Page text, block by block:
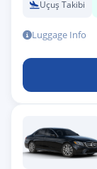
Uçuş Takibi
Luggage Info